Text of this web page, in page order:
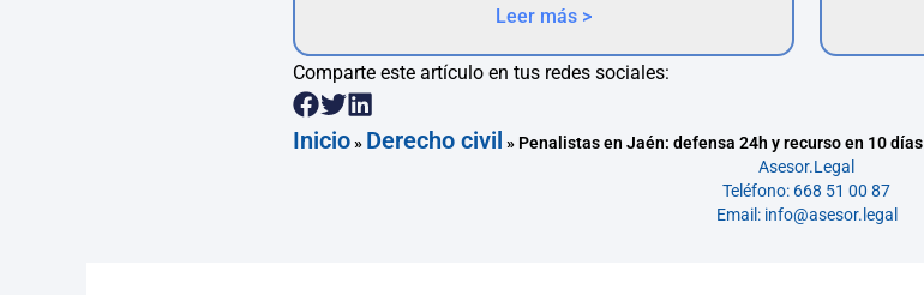
Leer más >
Comparte este artículo en tus redes sociales:
Inicio» Derecho civil » Penalistas en Jaén: defensa 24h y recurso en 10 días
Asesor.Legal
Teléfono: 668 51 00 87
Email: info@asesor.legal